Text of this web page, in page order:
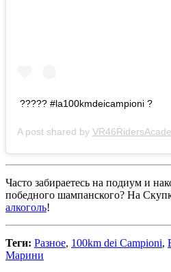
????? #la100kmdeicampioni ?
A post shared by
Часто забираетесь на подиум и
победного шампанского? На
алкоголь!
Теги: Разное, 100km dei Campioni,
Марини